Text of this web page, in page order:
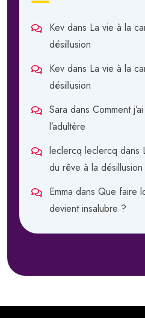
Kev dans La vie à la
désillusion
Kev dans La vie à la
désillusion
Sara dans Comment
l’adultère
leclercq leclercq dans
du rêve à la désillusion
Emma dans Que faire
devient insalubre ?